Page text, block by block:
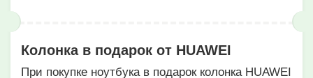
Колонка в подарок от HUAWEI
При покупке ноутбука в подарок колонка HUAWEI